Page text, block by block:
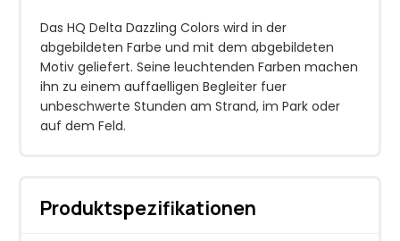
Das HQ Delta Dazzling Colors wird in der
abgebildeten Farbe und mit dem abgebildeten
Motiv geliefert. Seine leuchtenden Farben machen
ihn zu einem auffaelligen Begleiter fuer
unbeschwerte Stunden am Strand, im Park oder
auf dem Feld.
Produktspezifikationen